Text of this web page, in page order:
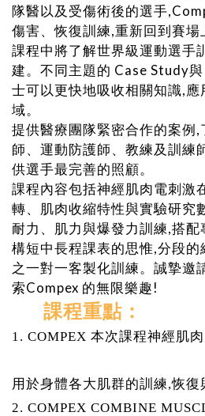
隊醫以及受傷術後的選手
傷害、恢復訓練,重新回到賽場
課程中將了解世界級運動選手
建。不同主題的 Case Study
士可以更快地吸收相關知識,
域。
提供醫療團隊緊密合作的案例
師、運動防護師、教練及訓練
供選手最完善的照顧。
課程內容包括神經肌肉電刺激
轉、肌肉收縮特性與實驗研究
耐力、肌力與爆發力訓練,搭
構短中長程課表的思惟,分段
之一對一客製化訓練。誠摯邀
索Compex 的無限樂趣!
課程重點 ：
1. COMPEX 本次課程神經肌
用於身體各大肌群的訓練,恢復
2. COMPEX COMBINE